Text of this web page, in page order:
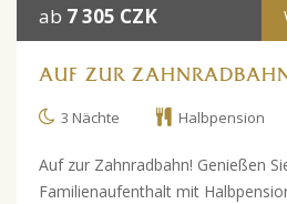
ab 7 305 CZK
AUF ZUR
3 Nächte Halbpension
Auf zur Zahnradbahn! Genießen
Familienaufenthalt mit